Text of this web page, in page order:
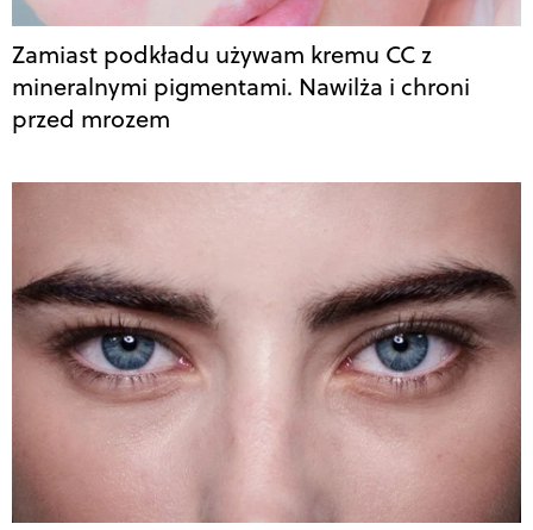
Zamiast podkładu używam kremu CC z
mineralnymi pigmentami. Nawilża i chroni
przed mrozem